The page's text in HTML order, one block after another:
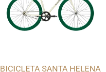
BICICLETA SANTA HELENA